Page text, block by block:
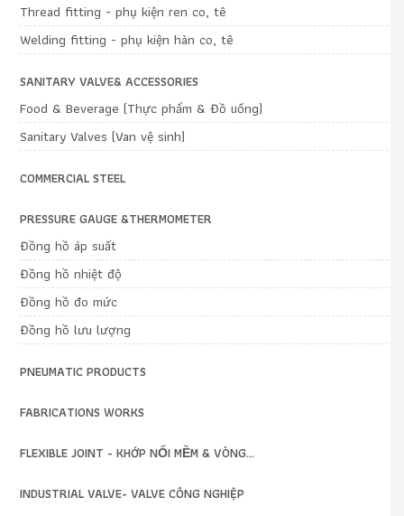
Thread fitting - phụ kiện ren co, tê
Welding fitting - phụ kiện hàn co, tê
SANITARY VALVE& ACCESSORIES
Food & Beverage (Thực phẩm & Đồ uống)
Sanitary Valves (Van vệ sinh)
COMMERCIAL STEEL
PRESSURE GAUGE &THERMOMETER
Đồng hồ áp suất
Đồng hồ nhiệt độ
Đồng hồ đo mức
Đồng hồ lưu lượng
PNEUMATIC PRODUCTS
FABRICATIONS WORKS
FLEXIBLE JOINT - KHỚP NỐI MỀM & VÒNG...
INDUSTRIAL VALVE- VALVE CÔNG NGHIỆP